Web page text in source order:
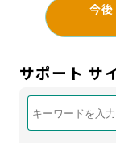
今後
サポート サ